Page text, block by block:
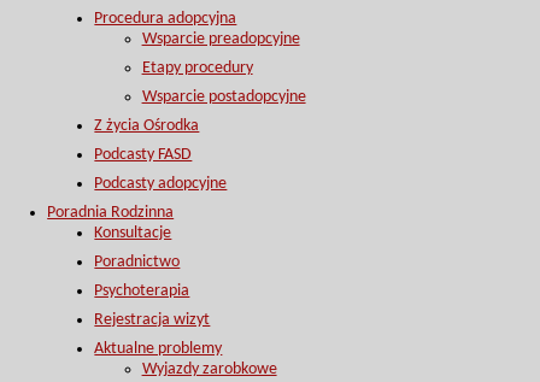
Procedura adopcyjna
Wsparcie preadopcyjne
Etapy procedury
Wsparcie postadopcyjne
Z życia Ośrodka
Podcasty FASD
Podcasty adopcyjne
Poradnia Rodzinna
Konsultacje
Poradnictwo
Psychoterapia
Rejestracja wizyt
Aktualne problemy
Wyjazdy zarobkowe